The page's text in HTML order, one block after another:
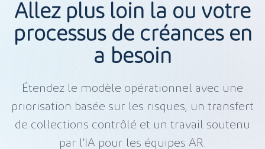
Allez plus loin là où votre
processus de créances en
a besoin
Étendez le modèle opérationnel avec une
priorisation basée sur les risques, un transfert
de collections contrôlé et un travail soutenu
par l'IA pour les équipes AR.